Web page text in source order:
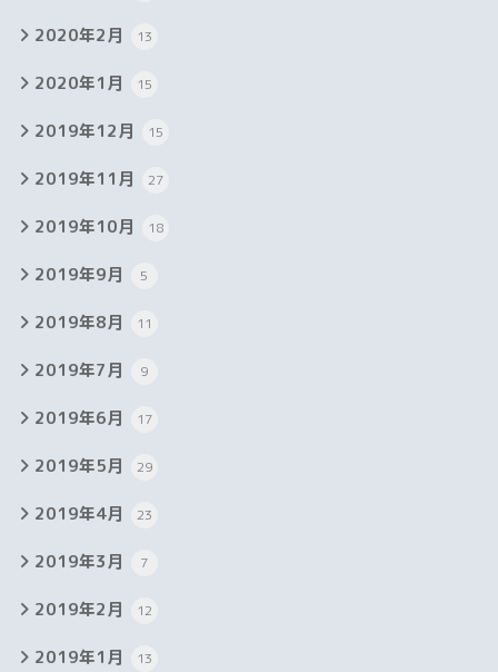
2020年2月 13
2020年1月 15
2019年12月 15
2019年11月 27
2019年10月 18
2019年9月 5
2019年8月 11
2019年7月 9
2019年6月 17
2019年5月 29
2019年4月 23
2019年3月 7
2019年2月 12
2019年1月 13